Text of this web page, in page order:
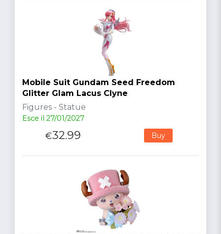
Mobile Suit Gundam Seed Freedom
Glitter Glam Lacus Clyne
Figures - Statue
Esce il 27/01/2027
€32.99 Buy